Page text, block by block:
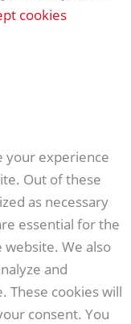
cookies
your experience
Out of these
as necessary
essential for the
We also
and
These cookies will
consent. You